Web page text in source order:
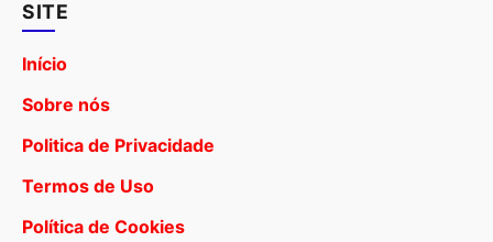
SITE
Início
Sobre nós
Politica de Privacidade
Termos de Uso
Política de Cookies